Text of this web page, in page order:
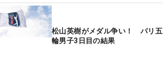
松山英樹がメダル争い！ パリ五
輪男子3日目の結果